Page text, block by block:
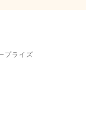
プライズ